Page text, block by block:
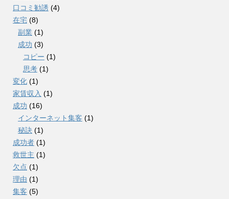
口コミ勧誘 (4)
在宅 (8)
副業 (1)
成功 (3)
コピー (1)
思考 (1)
変化 (1)
家賃収入 (1)
成功 (16)
インターネット集客 (1)
秘訣 (1)
成功者 (1)
救世主 (1)
欠点 (1)
理由 (1)
集客 (5)